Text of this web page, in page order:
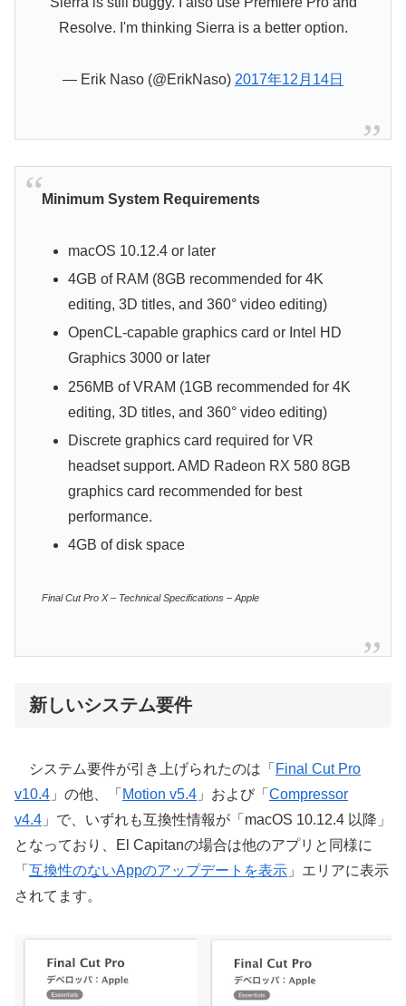
Resolve. I'm thinking Sierra is a better option.
— Erik Naso (@ErikNaso) 2017年12月14日
Minimum System Requirements
macOS 10.12.4 or later
4GB of RAM (8GB recommended for 4K
editing, 3D titles, and 360° video editing)
OpenCL-capable graphics card or Intel HD
Graphics 3000 or later
256MB of VRAM (1GB recommended for 4K
editing, 3D titles, and 360° video editing)
Discrete graphics card required for VR
headset support. AMD Radeon RX 580 8GB
graphics card recommended for best
performance.
4GB of disk space
Final Cut Pro X – Technical Specifications – Apple
新しいシステム要件
システム要件が引き上げられたのは「 Final Cut Pro
v10.4 」の他、「 Motion v5.4 」および「 Compressor
v4.4 」で、いずれも互換性情報が「macOS 10.12.4 以降」
となっており、El Capitanの場合は他のアプリと同様に
「 互換性のないAppのアップデートを表示 」エリアに表示
されてます。